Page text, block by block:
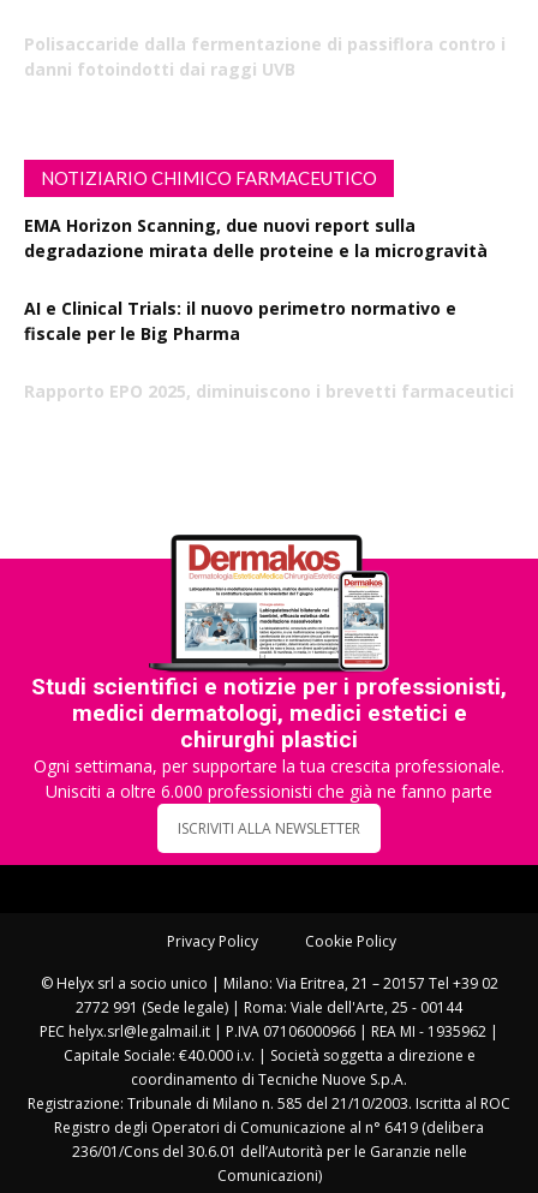
Polisaccaride dalla fermentazione di passiflora contro i
danni fotoindotti dai raggi UVB
NOTIZIARIO CHIMICO FARMACEUTICO
EMA Horizon Scanning, due nuovi report sulla
degradazione mirata delle proteine e la microgravità
AI e Clinical Trials: il nuovo perimetro normativo e
fiscale per le Big Pharma
Rapporto EPO 2025, diminuiscono i brevetti farmaceutici
Studi scientifici e notizie per i professionisti,
medici dermatologi, medici estetici e
chirurghi plastici
Ogni settimana, per supportare la tua crescita professionale.
Unisciti a oltre 6.000 professionisti che già ne fanno parte
ISCRIVITI ALLA NEWSLETTER
Privacy Policy Cookie Policy
© Helyx srl a socio unico | Milano: Via Eritrea, 21 – 20157 Tel +39 02
2772 991 (Sede legale) | Roma: Viale dell'Arte, 25 - 00144
PEC helyx.srl@legalmail.it | P.IVA 07106000966 | REA MI - 1935962 |
Capitale Sociale: €40.000 i.v. | Società soggetta a direzione e
coordinamento di Tecniche Nuove S.p.A.
Registrazione: Tribunale di Milano n. 585 del 21/10/2003. Iscritta al ROC
Registro degli Operatori di Comunicazione al n° 6419 (delibera
236/01/Cons del 30.6.01 dell’Autorità per le Garanzie nelle
Comunicazioni)